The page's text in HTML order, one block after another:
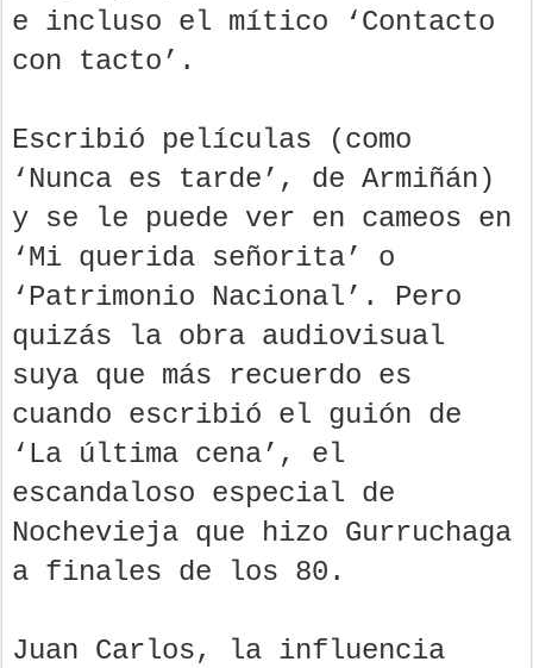
e incluso el mítico ‘Contacto
con tacto’.
Escribió películas (como
‘Nunca es tarde’, de Armiñán)
y se le puede ver en cameos en
‘Mi querida señorita’ o
‘Patrimonio Nacional’. Pero
quizás la obra audiovisual
suya que más recuerdo es
cuando escribió el guión de
‘La última cena’, el
escandaloso especial de
Nochevieja que hizo Gurruchaga
a finales de los 80.
Juan Carlos, la influencia